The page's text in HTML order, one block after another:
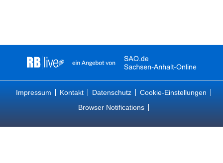
Impressum Kontakt Datenschutz
Cookie-Einstellungen
Browser Notifications